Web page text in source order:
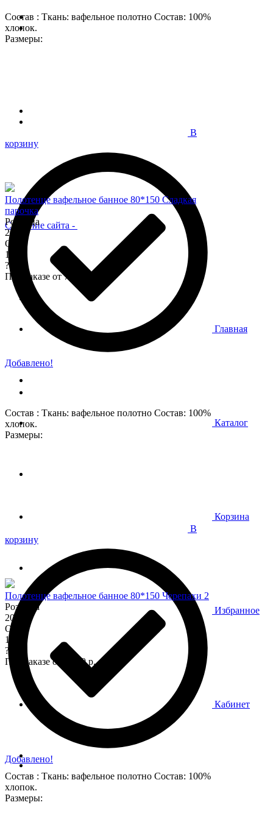
Состав : Ткань: вафельное полотно Состав: 100%
хлопок.
Размеры:
В
корзину
Добавлено!
Состав : Ткань: вафельное полотно Состав: 100%
хлопок.
Размеры:
В
корзину
Добавлено!
Полотенце вафельное банное 80*150 Сладкая
парочка
Розница
200
Опт
170
?
При заказе от 7 000 р.
Состав : Ткань: вафельное полотно Состав: 100%
хлопок.
Размеры:
Полотенце вафельное банное 80*150 Черепахи 2
Розница
200
Опт
170
?
При заказе от 7 000 р.
Создание сайта -
Главная
Каталог
Корзина
Избранное
Кабинет